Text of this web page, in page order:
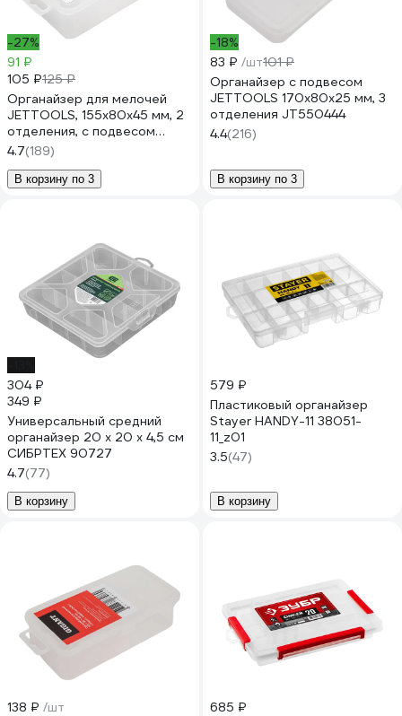
-27%
91 ₽
105 ₽125 ₽
Органайзер для мелочей
JETTOOLS, 155х80х45 мм, 2
отделения, с подвесом
JT1558452
4.7(189)
В корзину по 3
-18%
83 ₽ /шт101 ₽
Органайзер с подвесом
JETTOOLS 170x80x25 мм, 3
отделения JT550444
4.4(216)
В корзину по 3
304 ₽
349 ₽
Универсальный средний
органайзер 20 х 20 х 4,5 см
СИБРТЕХ 90727
4.7(77)
В корзину
579 ₽
Пластиковый органайзер
Stayer HANDY-11 38051-
11_z01
3.5(47)
В корзину
138 ₽ /шт 685 ₽